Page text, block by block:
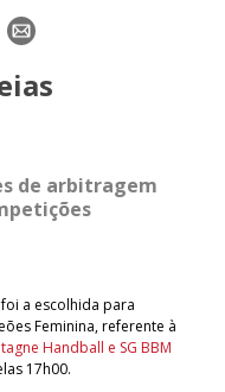
E-
de arbitragem
a escolhida para
Feminina, referente à
Handball e SG BBM
17h00.